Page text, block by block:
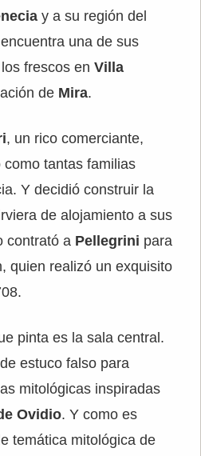
y a su región del
una de sus
frescos en Villa
de Mira.
, un rico comerciante,
tantas familias
Y decidió construir la
de alojamiento a sus
contrató a Pellegrini para
quien realizó un exquisito
pinta es la sala central.
estuco falso para
mitológicas inspiradas
Ovidio. Y como es
temática mitológica de